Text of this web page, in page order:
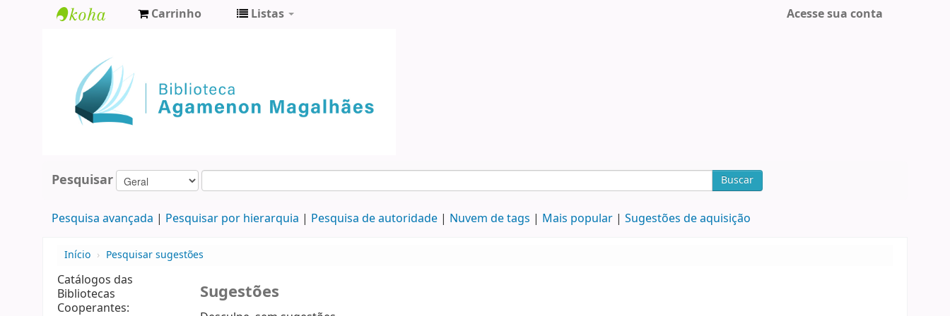
Agamenon
Magalhães
Carrinho Listas Acesse sua conta
Pesquisar Buscar
Pesquisa avançada Pesquisar por hierarquia Pesquisa de autoridade Nuvem de tags Mais popular Sugestões de aquisição
Início › Pesquisar sugestões
Catálogos das
Bibliotecas
Cooperantes:
Sugestões